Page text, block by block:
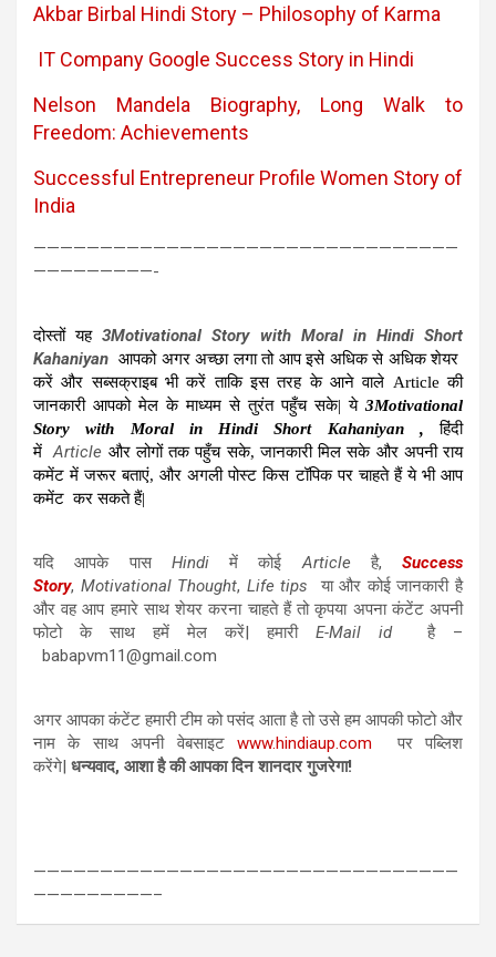
Akbar Birbal Hindi Story – Philosophy of Karma
IT Company Google Success Story in Hindi
Nelson Mandela Biography, Long Walk to
Freedom: Achievements
Successful Entrepreneur Profile Women Story of
India
————————————————————————————————
—————————-
दोस्तों यह3Motivational Story with Moral in Hindi Short
Kahaniyan आपको अगर अच्छा लगा तो आप इसे अधिक से अधिक शेयर
करें और सब्सक्राइब भी करें ताकि इस तरह के आने वाले Article की
जानकारी आपको मेल के माध्यम से तुरंत पहुँच सके| ये 3Motivational
Story with Moral in Hindi Short Kahaniyan , हिंदी
मेंArticle और लोगों तक पहुँच सके, जानकारी मिल सके और अपनी राय
कमेंट में जरूर बताएं, और अगली पोस्ट किस टॉपिक पर चाहते हैं ये भी आप
कमेंट कर सकते हैं|
यदि आपके पास Hindiमें कोईArticleहै, Success
Story, Motivational Thought, Life tipsया और कोई जानकारी है
और वह आप हमारे साथ शेयर करना चाहते हैं तो कृपया अपना कंटेंट अपनी
फोटो के साथ हमें मेल करें| हमारी E-Mail idहै –
babapvm11@gmail.com
अगर आपका कंटेंट हमारी टीम को पसंद आता है तो उसे हम आपकी फोटो और
नाम के साथ अपनी वेबसाइट www.hindiaup.com पर पब्लिश
करेंगे| धन्यवाद, आशा है की आपका दिन शानदार गुजरेगा!
————————————————————————————————
—————————–